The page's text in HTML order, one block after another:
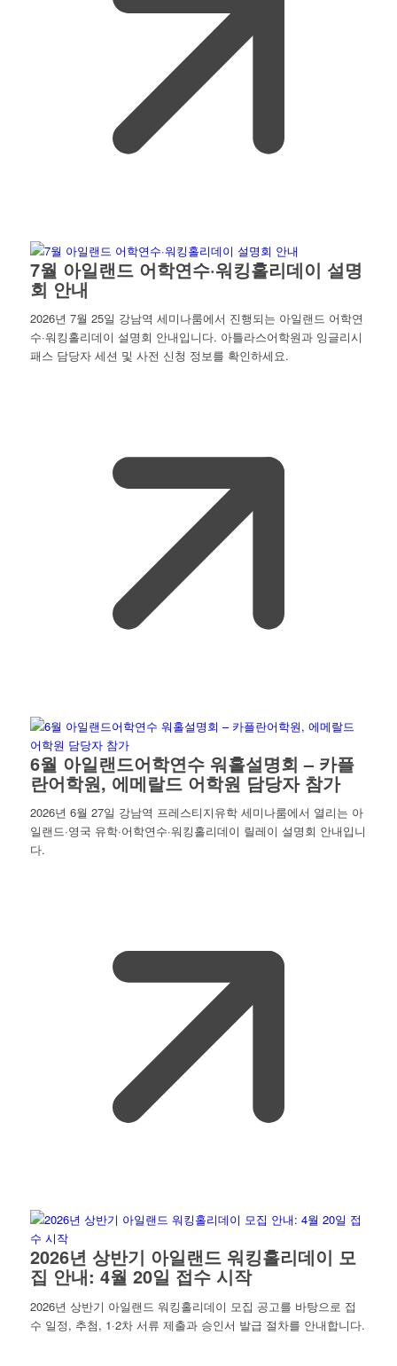
7월 아일랜드 어학연수·워킹홀리데이 설명
회 안내
2026년 7월 25일 강남역 세미나룸에서 진행되는 아일랜드 어학연
수·워킹홀리데이 설명회 안내입니다. 아틀라스어학원과 잉글리시
패스 담당자 세션 및 사전 신청 정보를 확인하세요.
6월 아일랜드어학연수 워홀설명회 – 카플
란어학원, 에메랄드 어학원 담당자 참가
2026년 6월 27일 강남역 프레스티지유학 세미나룸에서 열리는 아
일랜드·영국 유학·어학연수·워킹홀리데이 릴레이 설명회 안내입니
다.
2026년 상반기 아일랜드 워킹홀리데이 모
집 안내: 4월 20일 접수 시작
2026년 상반기 아일랜드 워킹홀리데이 모집 공고를 바탕으로 접
수 일정, 추첨, 1·2차 서류 제출과 승인서 발급 절차를 안내합니다.